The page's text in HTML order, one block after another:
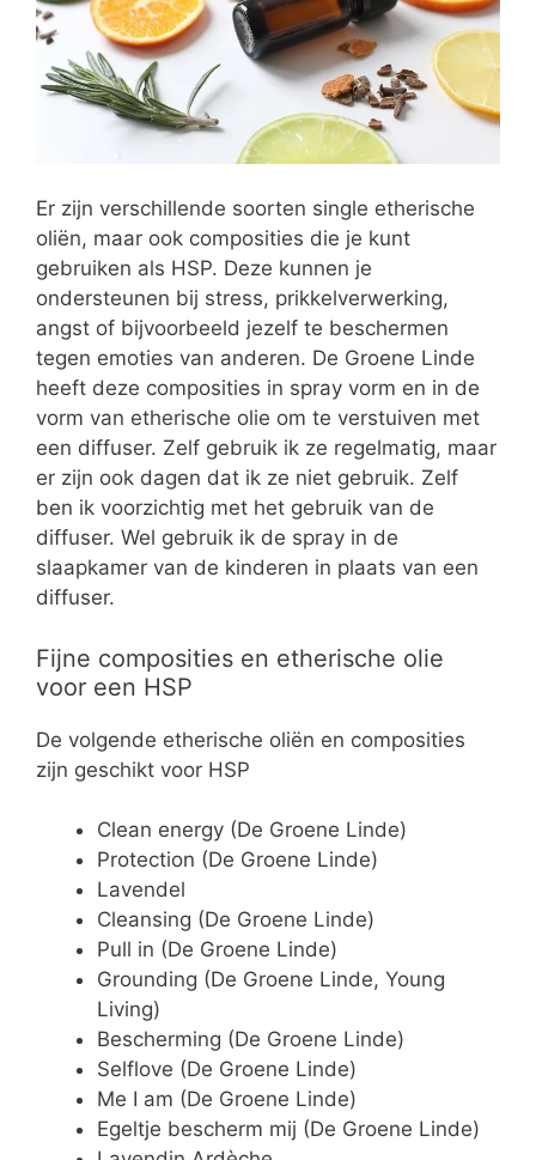
Er zijn verschillende soorten single etherische
oliën, maar ook composities die je kunt
gebruiken als HSP. Deze kunnen je
ondersteunen bij stress, prikkelverwerking,
angst of bijvoorbeeld jezelf te beschermen
tegen emoties van anderen. De Groene Linde
heeft deze composities in spray vorm en in de
vorm van etherische olie om te verstuiven met
een diffuser. Zelf gebruik ik ze regelmatig, maar
er zijn ook dagen dat ik ze niet gebruik. Zelf
ben ik voorzichtig met het gebruik van de
diffuser. Wel gebruik ik de spray in de
slaapkamer van de kinderen in plaats van een
diffuser.
Fijne composities en etherische olie
voor een HSP
De volgende etherische oliën en composities
zijn geschikt voor HSP
Clean energy (De Groene Linde)
Protection (De Groene Linde)
Lavendel
Cleansing (De Groene Linde)
Pull in (De Groene Linde)
Grounding (De Groene Linde, Young
Living)
Bescherming (De Groene Linde)
Selflove (De Groene Linde)
Me I am (De Groene Linde)
Egeltje bescherm mij (De Groene Linde)